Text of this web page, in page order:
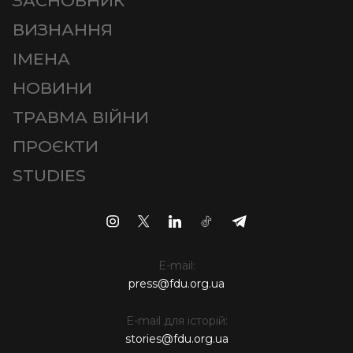
ВИЗНАННЯ
ІМЕНА
НОВИНИ
ТРАВМА ВІЙНИ
ПРОЄКТИ
STUDIES
E-mail:
press@fdu.org.ua
E-mail для історій:
stories@fdu.org.ua